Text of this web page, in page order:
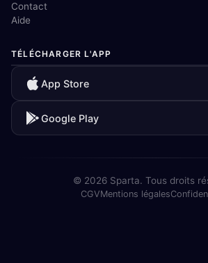
Contact
Aide
TÉLÉCHARGER L'APP
App Store
Google Play
© 2026 Sparta. Tous droits
CGVMentions légales